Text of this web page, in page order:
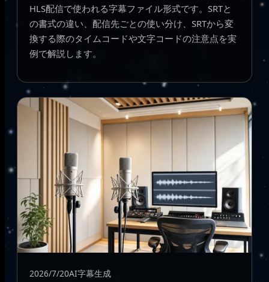
HLS配信で使われる字幕ファイル形式です。SRTと
の書式の違い、配信先ごとの使い分け、SRTから変
換する際のタイムコードや文字コードの注意点を実
例で解説します。
2026/7/20AI字幕生成